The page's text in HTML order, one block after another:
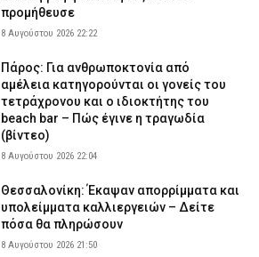
προμήθευσε
8 Αυγούστου 2026 22:22
Πάρος: Για ανθρωποκτονία από
αμέλεια κατηγορούνται οι γονείς του
τετράχρονου και ο ιδιοκτήτης του
beach bar – Πώς έγινε η τραγωδία
(βίντεο)
8 Αυγούστου 2026 22:04
Θεσσαλονίκη: Έκαψαν απορρίμματα και
υπολείμματα καλλιεργειών – Δείτε
πόσα θα πληρώσουν
8 Αυγούστου 2026 21:50